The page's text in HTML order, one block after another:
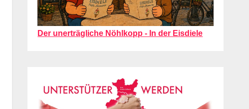
Der unerträgliche Nöhlkopp - In der Eisdiele